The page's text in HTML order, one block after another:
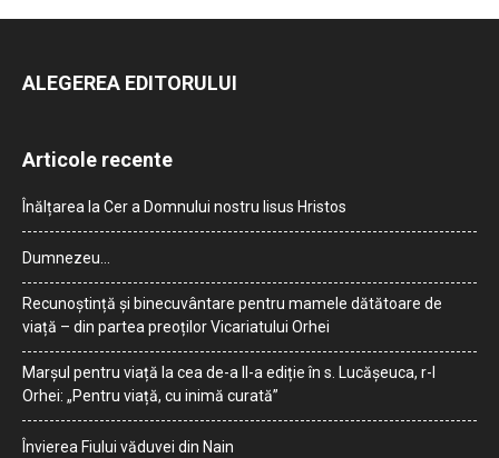
ALEGEREA EDITORULUI
Articole recente
Înălțarea la Cer a Domnului nostru Iisus Hristos
Dumnezeu…
Recunoștință și binecuvântare pentru mamele dătătoare de
viață – din partea preoților Vicariatului Orhei
Marșul pentru viață la cea de-a II-a ediție în s. Lucășeuca, r-l
Orhei: „Pentru viață, cu inimă curată”
Învierea Fiului văduvei din Nain